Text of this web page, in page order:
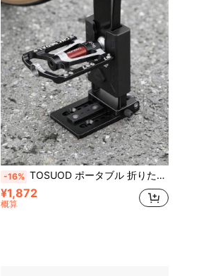
-16% TOSUOD ポータブル 折りたたみ式 自転車 縦置きスタンド、軽量 コンパクト バイクキックスタンド サポートブラケット、マウンテンバイクとロードバイクにユニバーサル対応、室内保管と屋外一時駐車用の安定した駐車サポート、折りたたみ式 省スペース設計、安定した耐荷重と転倒防止、日常の通勤、短距離旅行、長距離サイクリングに実用的なバイク駐車アクセサリー
¥1,872
概算